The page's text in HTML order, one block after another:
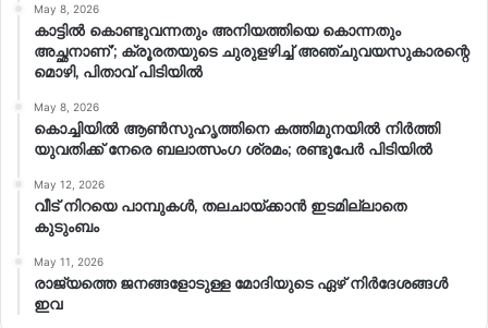
May 8, 2026
കാട്ടിൽ കൊണ്ടുവന്നതും അനിയത്തിയെ കൊന്നതും
അച്ഛനാണ്’; ക്രൂരതയുടെ ചുരുളഴിച്ച് അഞ്ചുവയസുകാരന്റെ
മൊഴി, പിതാവ് പിടിയിൽ
May 8, 2026
കൊച്ചിയിൽ ആൺസുഹൃത്തിനെ കത്തിമുനയിൽ നിർത്തി
യുവതിക്ക് നേരെ ബലാത്സംഗ​ ശ്രമം; രണ്ടുപേർ പിടിയിൽ
May 12, 2026
വീട് നിറയെ പാമ്പുകൾ, തലചായ്ക്കാൻ ഇടമില്ലാതെ
കുടുംബം
May 11, 2026
രാജ്യത്തെ ജനങ്ങളോടുള്ള മോദിയുടെ ഏഴ് നിര്‍ദേശങ്ങള്‍
ഇവ